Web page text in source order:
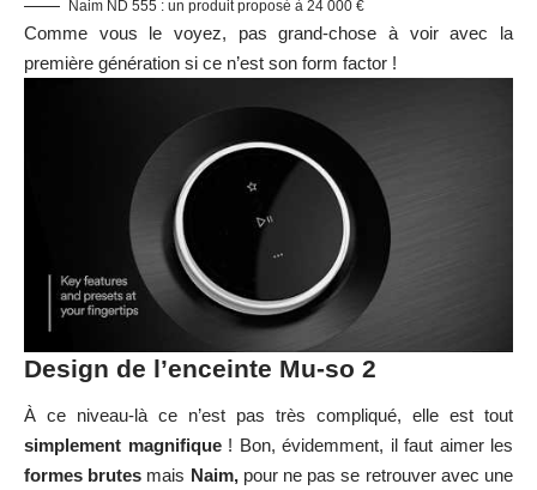
Naim ND 555 : un produit proposé à 24 000 €
Comme vous le voyez, pas grand-chose à voir avec la
première génération si ce n’est son form factor !
Design de l’enceinte Mu-so 2
À ce niveau-là ce n’est pas très compliqué, elle est tout
simplement magnifique! Bon, évidemment, il faut aimer les
formes brutes mais Naim,pour ne pas se retrouver avec une